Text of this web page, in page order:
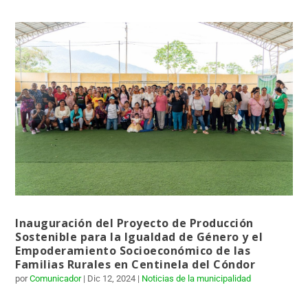
Inauguración del Proyecto de Producción
Sostenible para la Igualdad de Género y el
Empoderamiento Socioeconómico de las
Familias Rurales en Centinela del Cóndor
porComunicador| Dic 12, 2024 | Noticias de la municipalidad